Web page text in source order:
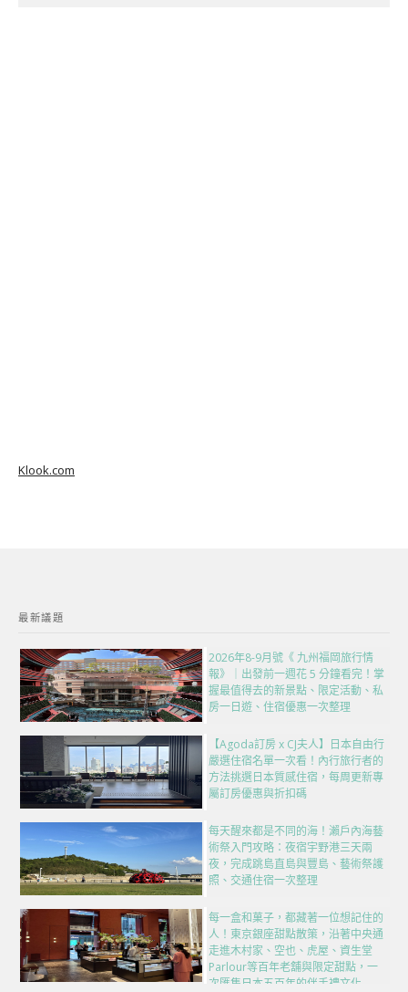
Klook.com
最新議題
2026年8-9月號《 九州福岡旅行情
報》｜出發前一週花 5 分鐘看完！掌
握最值得去的新景點、限定活動、私
房一日遊、住宿優惠一次整理
【Agoda訂房 x CJ夫人】日本自由行
嚴選住宿名單一次看！內行旅行者的
方法挑選日本質感住宿，每周更新專
屬訂房優惠與折扣碼
每天醒來都是不同的海！瀨戶內海藝
術祭入門攻略：夜宿宇野港三天兩
夜，完成跳島直島與豐島、藝術祭護
照、交通住宿一次整理
每一盒和菓子，都藏著一位想記住的
人！東京銀座甜點散策，沿著中央通
走進木村家、空也、虎屋、資生堂
Parlour等百年老舖與限定甜點，一
次匯集日本五百年的伴手禮文化